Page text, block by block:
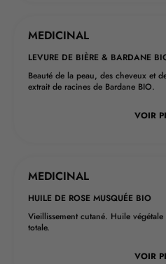
MEDICINAL
LEVURE DE BIÈRE & BARDANE
Beauté de la peau, des cheveux et
extrait de racines de Bardane BIO.
VOIR
MEDICINAL
HUILE DE ROSE MUSQUÉE BIO
Vieillissement cutané. Huile
totale.
VOIR